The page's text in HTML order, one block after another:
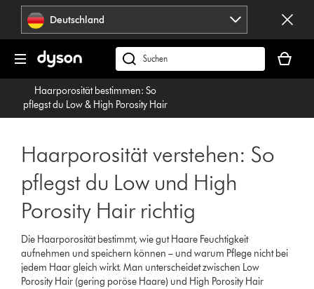
Navigation
überspringenDeutschland
dyson.de
durchsuchen
ist
Haarporosität bestimmen: So
pflegst du Low & High Porosity Hair
Haarporosität verstehen: So
pflegst du Low und High
Porosity Hair richtig
Die Haarporosität bestimmt, wie gut Haare Feuchtigkeit
aufnehmen und speichern können – und warum Pflege nicht bei
jedem Haar gleich wirkt. Man unterscheidet zwischen Low
Porosity Hair (gering poröse Haare) und High Porosity Hair